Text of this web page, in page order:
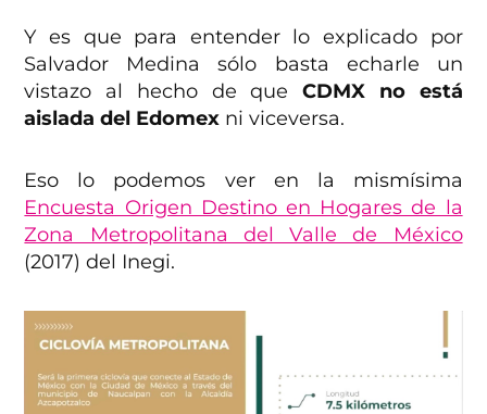
Y es que para entender lo explicado por
Salvador Medina sólo basta echarle un
vistazo al hecho de queCDMX no está
aislada del Edomex ni viceversa.
Eso lo podemos ver en la mismísima
Encuesta Origen Destino en Hogares de la
Zona Metropolitana del Valle de México
(2017) del Inegi.